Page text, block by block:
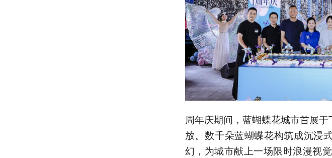
周年庆期间，蓝蝴蝶花城市首展
放。数千朵蓝蝴蝶花构筑成沉浸
幻，为城市献上一场限时浪漫视